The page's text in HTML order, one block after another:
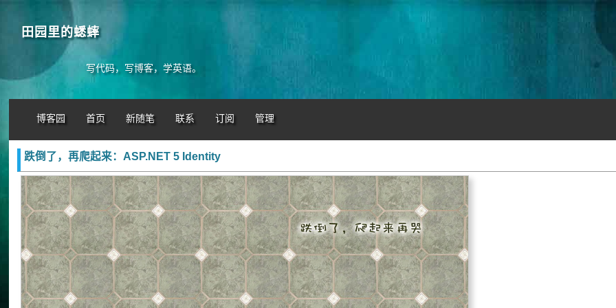
田园里的蟋蟀
写代码，写博客，学英语。
博客园 首页 新随笔 联系 订阅 管理
跌倒了，再爬起来：ASP.NET 5 Identity